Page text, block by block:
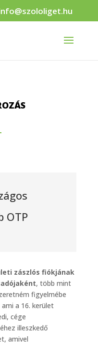
OTP
zászlós fiókjának
, több mint
figyelmébe
a 16. kerület
cége
illeszkedő
amivel